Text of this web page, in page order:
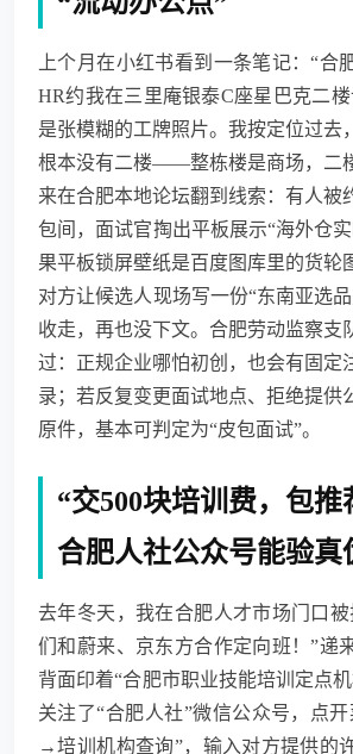
上个月在小红书看到一条笔记：“合
HR约我在三里庵银泰C座星巴克二
是张模糊的工牌照片。我按定位过去
根本没有二楼——整栋楼是商场，二
来在合肥本地论坛翻到线索：有人被
包间，面试官掏出平板展示“海外仓
果平板锁屏壁纸是百度图库里的货轮
对方让候选人现场写一份“东南亚选
收走，再也没下文。合肥劳动监察支
过：正规企业哪怕初创，也会有固定
录；若反复变更面试地点、拒绝提供
原件，基本可判定为“皮包面试”。
“交500块培训费，包推
合肥人社公众号能验真
去年冬天，我在合肥人才市场门口
们和蔚来、京东方合作定向班！”递
背面印着“合肥市职业技能培训定点
关注了“合肥人社”微信公众号，点
→培训机构查询”，输入对方提供的